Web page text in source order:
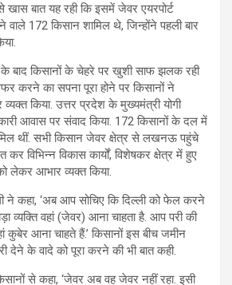
बात यह रही कि इसमें जेवर एयरपोर्ट
वाले 172 किसान शामिल थे, जिन्होंने पहली बार
बाद किसानों के चेहरे पर खुशी साफ झलक रही
करने का सपना पूरा होने पर किसानों ने
किया. उत्तर प्रदेश के मुख्यमंत्री योगी
आवास पर संवाद किया. 172 किसानों के दल में
थीं. सभी किसान जेवर क्षेत्र से लखनऊ पहुंचे
विभिन्न विकास कार्यों, विशेषकर क्षेत्र में हुए
लेकर आभार व्यक्त किया.
ने कहा, ‘अब आप सोचिए कि दिल्ली को फेल करने
व्यक्ति वहां (जेवर) आना चाहता है. आप परी की
कुबेर आना चाहते हैं.’ किसानों इस बीच जमीन
के वादे को पूरा करने की भी बात कही.
से कहा, ‘जेवर अब वह जेवर नहीं रहा. इसी